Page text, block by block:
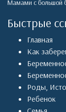
Мамами с большой
Быстрые
Главная
Как
Роды,
Ребенок